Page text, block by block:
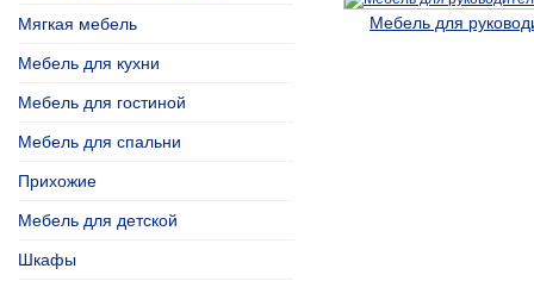
Мягкая мебель
Мебель для кухни
Мебель для гостиной
Мебель для спальни
Прихожие
Мебель для детской
Шкафы
Мебель для